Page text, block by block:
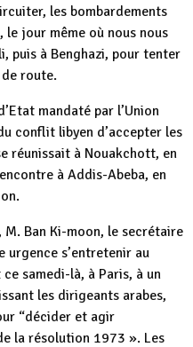
les bombardements
le jour même où nous nous
puis à Benghazi, pour tenter
route.
mandaté par l’Union
conflit libyen d’accepter les
réunissait à Nouakchott, en
à Addis-Abeba, en
Ban Ki-moon, le secrétaire
urgence s’entretenir au
samedi-là, à Paris, à un
les dirigeants arabes,
“décider et agir
la résolution 1973 ». Les